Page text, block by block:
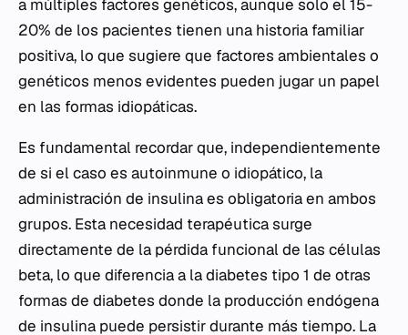
a múltiples factores genéticos, aunque solo el 15-
20% de los pacientes tienen una historia familiar
positiva, lo que sugiere que factores ambientales o
genéticos menos evidentes pueden jugar un papel
en las formas idiopáticas.
Es fundamental recordar que, independientemente
de si el caso es autoinmune o idiopático, la
administración de insulina es obligatoria en ambos
grupos. Esta necesidad terapéutica surge
directamente de la pérdida funcional de las células
beta, lo que diferencia a la diabetes tipo 1 de otras
formas de diabetes donde la producción endógena
de insulina puede persistir durante más tiempo. La